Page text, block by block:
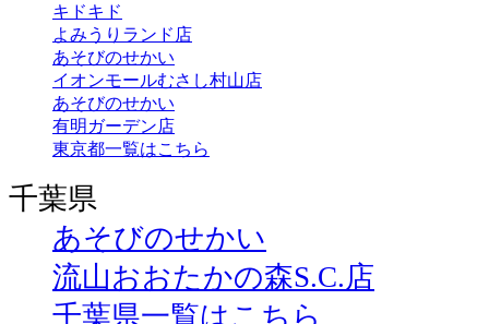
キドキド
よみうりランド店
あそびのせかい
イオンモールむさし村山店
あそびのせかい
有明ガーデン店
東京都一覧はこちら
千葉県
あそびのせかい
流山おおたかの森S.C.店
千葉県一覧はこちら